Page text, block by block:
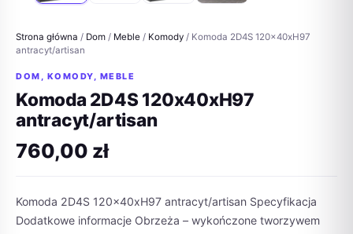
Strona główna / Dom / Meble / Komody / Komoda 2D4S 120x40xH97
antracyt/artisan
DOM , KOMODY, MEBLE
Komoda 2D4S 120x40xH97
antracyt/artisan
760,00 zł
Komoda 2D4S 120x40xH97 antracyt/artisan Specyfikacja
Dodatkowe informacje Obrzeża – wykończone tworzywem